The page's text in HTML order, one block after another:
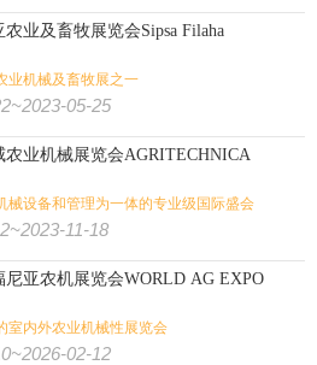
农业及畜牧展览会Sipsa Filaha
业机械及畜牧展之一
05-25
农业机械展览会AGRITECHNICA
械设备和管理为一体的专业级国际盛会
11-18
尼亚农机展览会WORLD AG EXPO
室内外农业机械性展览会
02-12